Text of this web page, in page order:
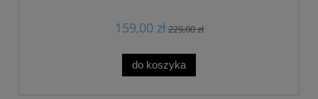
159,00 zł229,00 zł
do koszyka